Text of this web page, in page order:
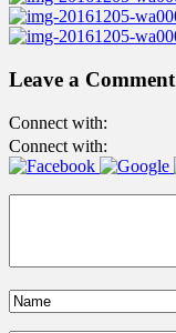
Leave a Comment
Connect with:
Connect with: